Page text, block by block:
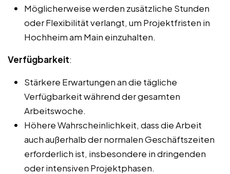
Möglicherweise werden zusätzliche Stunden
oder Flexibilität verlangt, um Projektfristen in
Hochheim am Main einzuhalten.
Verfügbarkeit:
Stärkere Erwartungen an die tägliche
Verfügbarkeit während der gesamten
Arbeitswoche.
Höhere Wahrscheinlichkeit, dass die Arbeit
auch außerhalb der normalen Geschäftszeiten
erforderlich ist, insbesondere in dringenden
oder intensiven Projektphasen.